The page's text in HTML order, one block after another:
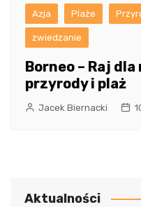
Azja Plaże
zwiedzanie
Borneo – Raj
przyrody i plaż
Jacek Biernacki
Aktualności